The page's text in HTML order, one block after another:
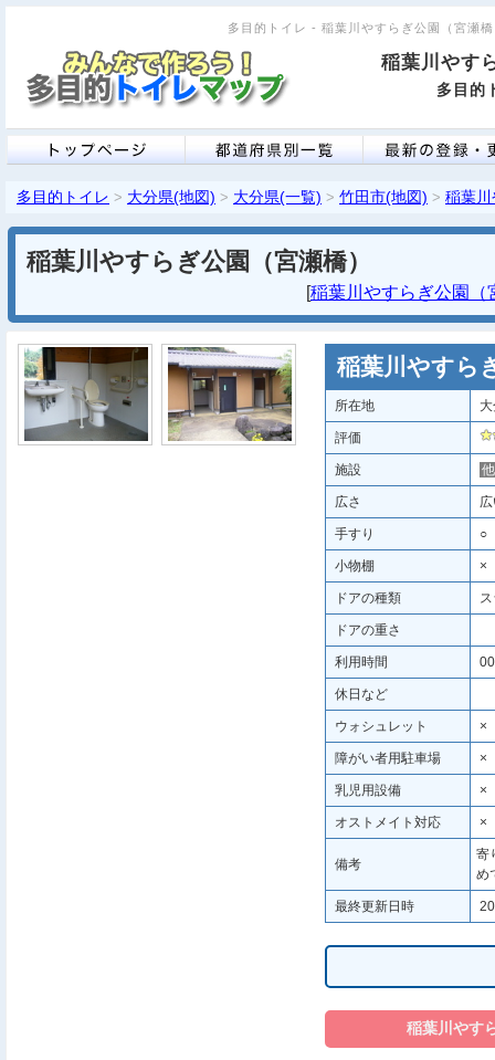
多目的トイレ - 稲葉川やすらぎ公園（宮瀬
稲葉川やす
多目的
多目的トイレ > 大分県(地図) > 大分県(一覧) > 竹田市(地図) > 稲葉
稲葉川やすらぎ公園（宮瀬橋）
[稲葉川やすらぎ公園（
稲葉川やすら
所在地
評価
施設 他
広さ
手すり ○
小物棚 ×
ドアの種類
ドアの重さ
利用時間
休日など
ウォシュレット ×
障がい者用駐車場 ×
乳児用設備 ×
オストメイト対応 ×
備考
寄
め
最終更新日時